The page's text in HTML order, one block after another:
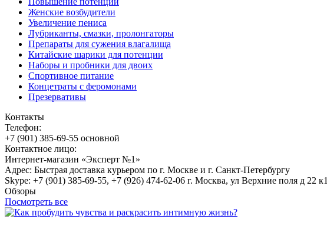
Женские возбудители
Увеличение пениса
Лубриканты, смазки, пролонгаторы
Препараты для сужения влагалища
Китайские шарики для потенции
Наборы и пробники для двоих
Спортивное питание
Концетраты с феромонами
Презервативы
Контакты
Телефон:
+7 (901) 385-69-55 основной
Контактное лицо:
Интернет-магазин «Эксперт №1»
Адрес: Быстрая доставка курьером по г. Москве и г. Санкт-Петербургу
Skype: +7 (901) 385-69-55, +7 (926) 474-62-06 г. Москва, ул Верхние поля д 22 к1
Обзоры
Посмотреть все